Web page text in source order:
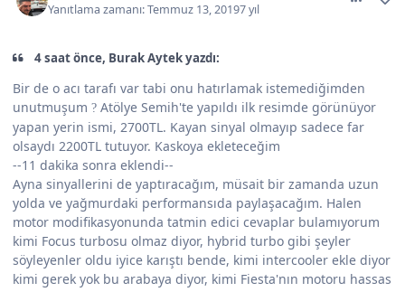
Yanıtlama zamanı:Temmuz 13, 20197 yıl
4 saat önce, Burak Aytek yazdı:
Bir de o acı tarafı var tabi onu hatırlamak istemediğimden
unutmuşum ? Atölye Semih'te yapıldı ilk resimde görünüyor
yapan yerin ismi, 2700TL. Kayan sinyal olmayıp sadece far
olsaydı 2200TL tutuyor. Kaskoya ekleteceğim
--11 dakika sonra eklendi--
Ayna sinyallerini de yaptıracağım, müsait bir zamanda uzun
yolda ve yağmurdaki performansıda paylaşacağım. Halen
motor modifikasyonunda tatmin edici cevaplar bulamıyorum
kimi Focus turbosu olmaz diyor, hybrid turbo gibi şeyler
söyleyenler oldu iyice karıştı bende, kimi intercooler ekle diyor
kimi gerek yok bu arabaya diyor, kimi Fiesta'nın motoru hassas